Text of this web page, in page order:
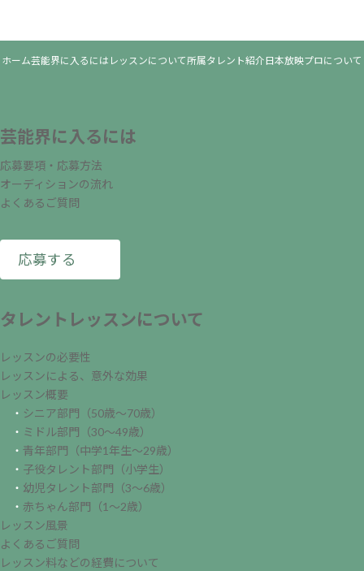
ホーム芸能界に入るには レッスンについて 所属タレント紹介日本放映プロについて
芸能界に入るには
応募要項・応募方法
オーディションの流れ
よくあるご質問
応募する
タレントレッスンについて
レッスンの必要性
レッスンによる、意外な効果
レッスン概要
・ シニア部門（50歳～70歳）
・ ミドル部門（30～49歳）
・ 青年部門（中学1年生～29歳）
・ 子役タレント部門（小学生）
・ 幼児タレント部門（3～6歳）
・ 赤ちゃん部門（1～2歳）
レッスン風景
よくあるご質問
レッスン料などの経費について